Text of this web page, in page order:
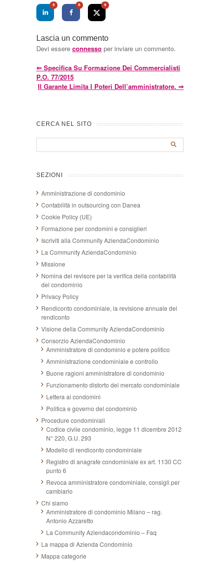
0 0 0
Lascia un commento
Devi essere connesso per inviare un commento.
⇐ Specifica Su Formazione Dei Commercialisti
P.O. 77/2015
Il Garante Limita I Poteri Dell’amministratore. ⇒
CERCA NEL SITO
SEZIONI
Amministrazione di condominio
Contabilità in outsourcing con Danea
Cookie Policy (UE)
Formazione per condomini e consiglieri
Iscriviti alla Community AziendaCondominio
La Community AziendaCondominio
Missione
Nomina del revisore per la verifica della contabilità
del condominio
Privacy Policy
Rendiconto condominiale, la revisione annuale del
rendiconto
Visione della Community AziendaCondominio
Consorzio AziendaCondominio
Amministratore di condominio e potere politico
Amministrazione condominiale e controllo
Buone ragioni amministratore di condominio
Funzionamento distorto del mercato condominiale
Lettera ai condomini
Politica e governo del condominio
Procedure condominiali
Codice civile condominio, legge 11 dicembre 2012
N° 220, G.U. 293
Modello di rendiconto condominiale
Registro di anagrafe condominiale ex art. 1130 CC
punto 6
Revoca amministratore condominiale, consigli per
cambiarlo
Chi siamo
Amministratore di condominio Milano – rag.
Antonio Azzaretto
La Community Aziendacondominio – Faq
La mappa di Azienda Condominio
Mappa categorie